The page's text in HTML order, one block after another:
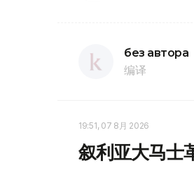
без автора
编译
19:51, 07 8月 2026
叙利亚大马士